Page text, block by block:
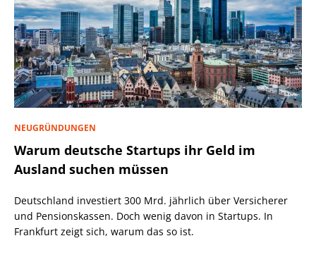
NEUGRÜNDUNGEN
Warum deutsche Startups ihr Geld im
Ausland suchen müssen
Deutschland investiert 300 Mrd. jährlich über Versicherer
und Pensionskassen. Doch wenig davon in Startups. In
Frankfurt zeigt sich, warum das so ist.